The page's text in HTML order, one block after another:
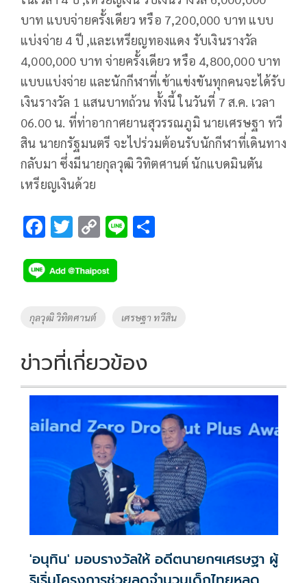
บาท แบบจ่ายครั้งเดียว หรือ 7,200,000 บาท แบบ
แบ่งจ่าย 4 ปี ,และเหรียญทองแดง รับเงินรางวัล
4,000,000 บาท จ่ายครั้งเดียว หรือ 4,800,000 บาท
แบบแบ่งจ่าย และนักกีฬาที่เข้าแข่งขันทุกคนจะได้รับ
เงินรางวัล 1 แสนบาทถ้วน ทั้งนี้ ในวันที่ 7 ส.ค. เวลา
06.00 น. ที่ท่าอากาศยานสุวรรณภูมิ นายเศรษฐา ทวี
สิน นายกรัฐมนตรี จะไปร่วมต้อนรับนักกีฬาที่เดินทาง
กลับมา ซึ่งมีนายกุลวุฒิ วิทิตศานต์ นักแบดมินตัน
เหรียญเงินด้วย
F
e
b
o
k
T
tt
er
C
p
y
k
Li
Tags
กุลวุฒิ วิทิตศานต์ เศรษฐา ทวีสิน
ข่าวที่เกี่ยวข้อง
'อนุทิน' มอบรางวัลให้ อดีตนายกฯเศรษฐา ผู้